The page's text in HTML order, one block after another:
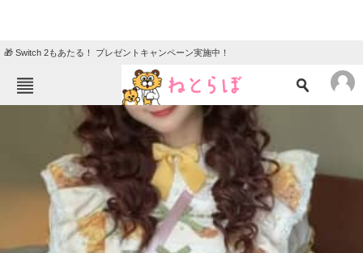
🎁 Switch 2もあたる！ プレゼントキャンペーン実施中！
ねとらぼメニュー
エンタメ クイズ
地域
教育・育児